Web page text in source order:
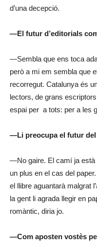
d’una decepció.
—El futur d’editorials
—Sembla que ens toca
però a mi em sembla que
recorregut. Catalunya és
lectors, de grans
espai per a tots: per a les
—Li preocupa el futur
—No gaire. El camí ja està
un plus en el cas del
el llibre aguantarà malgrat
la gent li agrada llegir en
romàntic, diria jo.
—Com aposten vostès